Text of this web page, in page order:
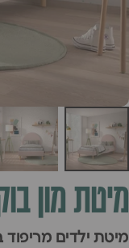
מיטת מון
מיטת ילדים